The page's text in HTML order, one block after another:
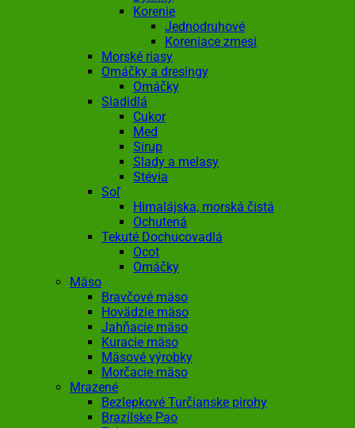
Korenie
Jednodruhové
Koreniace zmesi
Morské riasy
Omáčky a dresingy
Omáčky
Sladidlá
Cukor
Med
Sirup
Slady a melasy
Stévia
Soľ
Himalájska, morská čistá
Ochutená
Tekuté Dochucovadlá
Ocot
Omáčky
Mäso
Bravčové mäso
Hovädzie mäso
Jahňacie mäso
Kuracie mäso
Mäsové výrobky
Morčacie mäso
Mrazené
Bezlepkové Turčianske pirohy
Brazílske Pao